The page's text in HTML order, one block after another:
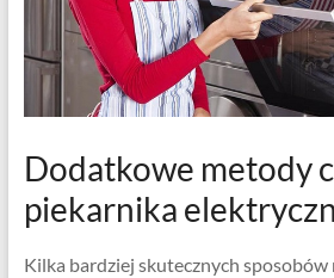
Dodatkowe metody
piekarnika
Kilka bardziej skutecznych sposobów